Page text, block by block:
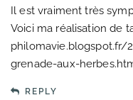
Il est vraiment très
Voici ma réalisation de
grenade-aux-
REPLY